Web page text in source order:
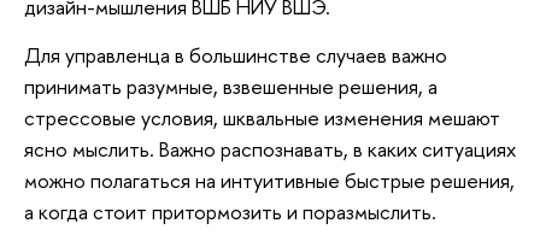
дизайн-мышления ВШБ НИУ ВШЭ.
Для управленца в большинстве случаев важно
принимать разумные, взвешенные решения, а
стрессовые условия, шквальные изменения мешают
ясно мыслить. Важно распознавать, в каких ситуациях
можно полагаться на интуитивные быстрые решения,
а когда стоит притормозить и поразмыслить.